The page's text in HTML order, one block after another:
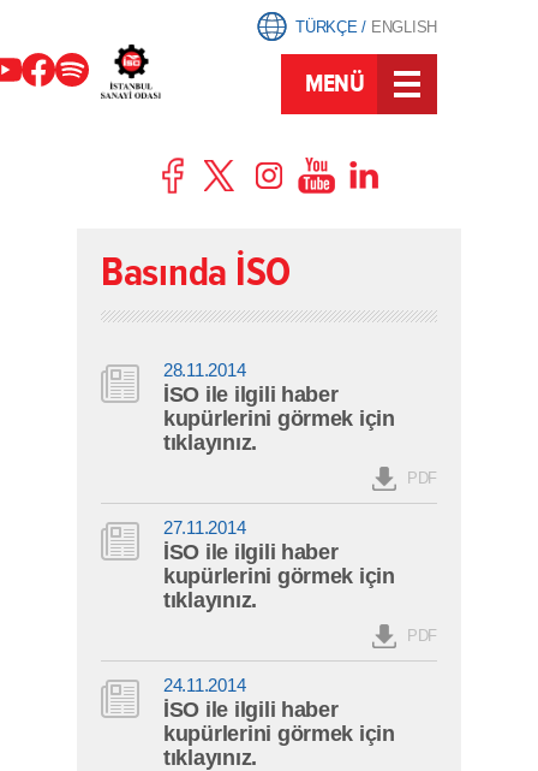
TÜRKÇE/ ENGLISH
MENÜ
Basında İSO
28.11.2014
İSO ile ilgili haber
kupürlerini görmek için
tıklayınız.
PDF
27.11.2014
İSO ile ilgili haber
kupürlerini görmek için
tıklayınız.
PDF
24.11.2014
İSO ile ilgili haber
kupürlerini görmek için
tıklayınız.